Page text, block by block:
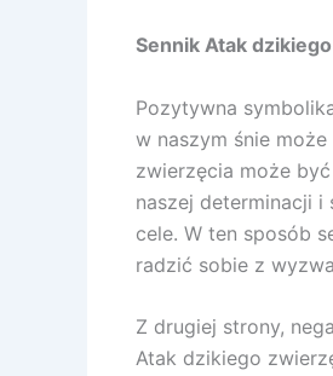
Sennik Atak
Pozytywna
w naszym śnie
zwierzęcia może
naszej determinacji
cele. W ten sposób
radzić sobie z
Z drugiej strony,
Atak dzikiego